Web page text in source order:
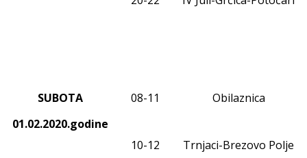
SUBOTA
01.02.2020.godine
08-1 1 Obilaznica
10-12 Trnjaci-Brezovo Polje